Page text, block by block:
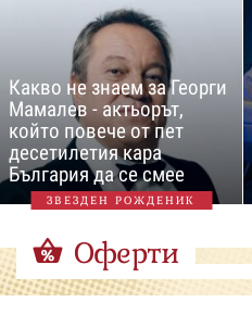
Какво не знаем за Георги
Мамалев - актьорът,
който повече от пет
десетилетия кара
България да се смее
ЗВЕЗДЕН РОЖДЕНИК
Оферти